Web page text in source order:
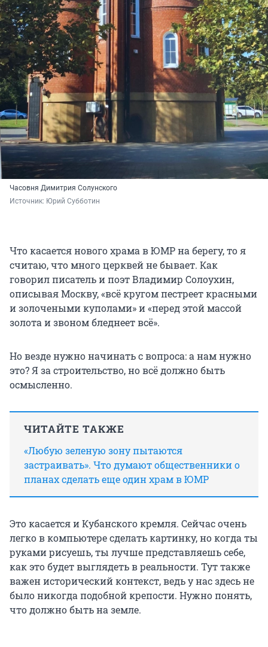
Часовня Димитрия Солунского
Источник: Юрий Субботин
Что касается нового храма в ЮМР на берегу, то я
считаю, что много церквей не бывает. Как
говорил писатель и поэт Владимир Солоухин,
описывая Москву, «всё кругом пестреет красными
и золочеными куполами» и «перед этой массой
золота и звоном бледнеет всё».
Но везде нужно начинать с вопроса: а нам нужно
это? Я за строительство, но всё должно быть
осмысленно.
ЧИТАЙТЕ ТАКЖЕ
«Любую зеленую зону пытаются
застраивать». Что думают общественники о
планах сделать еще один храм в ЮМР
Это касается и Кубанского кремля. Сейчас очень
легко в компьютере сделать картинку, но когда ты
руками рисуешь, ты лучше представляешь себе,
как это будет выглядеть в реальности. Тут также
важен исторический контекст, ведь у нас здесь не
было никогда подобной крепости. Нужно понять,
что должно быть на земле.